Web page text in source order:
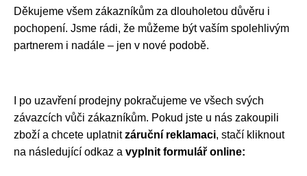
Děkujeme všem zákazníkům za dlouholetou důvěru i
pochopení. Jsme rádi, že můžeme být vaším spolehlivým
partnerem i nadále – jen v nové podobě.
I po uzavření prodejny pokračujeme ve všech svých
závazcích vůči zákazníkům. Pokud jste u nás zakoupili
zboží a chcete uplatnitzáruční reklamaci, stačí kliknout
na následující odkaz a vyplnit formulář online: